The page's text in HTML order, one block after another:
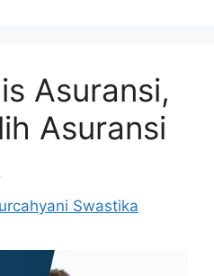
Asuransi,
Asuransi
Swastika